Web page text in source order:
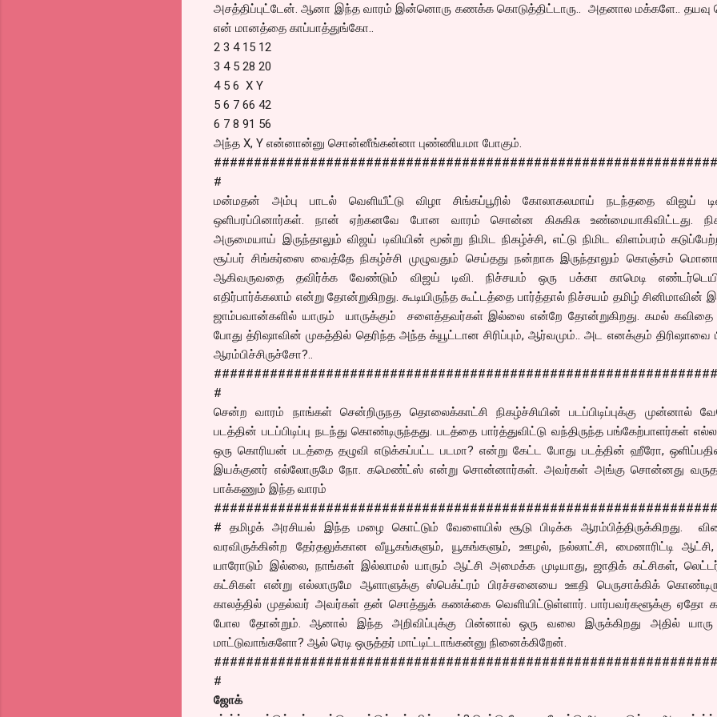
அசத்திப்புட்டேன். ஆனா இந்த வாரம் இன்னொரு கணக்க கொடுத்திட்டாரு.. அதனால மக்களே.. தயவு
என் மானத்தை காப்பாத்துங்கோ..
2 3 4 15 12
3 4 5 28 20
4 5 6 X Y
5 6 7 66 42
6 7 8 91 56
அந்த X, Y என்னான்னு சொன்னீங்கன்னா புண்ணியமா போகும்.
#
மன்மதன் அம்பு பாடல் வெளியீட்டு விழா சிங்கப்பூரில் கோலாகலமாய் நடந்ததை விஜய்
ஒளிபரப்பினார்கள். நான் ஏற்கனவே போன வாரம் சொன்ன கிசுகிசு உண்மையாகிவிட்டது.
அருமையாய் இருந்தாலும் விஜய் டிவியின் மூன்று நிமிட நிகழ்ச்சி, எட்டு நிமிட விளம்பரம்
சூப்பர் சிங்கர்ஸை வைத்தே நிகழ்ச்சி முழுவதும் செய்தது நன்றாக இருந்தாலும் கொஞ்சம்
ஆகிவருவதை தவிர்க்க வேண்டும் விஜய் டிவி. நிச்சயம் ஒரு பக்கா காமெடி
எதிர்பார்க்கலாம் என்று தோன்றுகிறது. கூடியிருந்த கூட்டத்தை பார்த்தால் நிச்சயம் தமிழ் சினிமாவின்
ஜாம்பவான்களில் யாரும் யாருக்கும் சளைத்தவர்கள் இல்லை என்றே தோன்றுகிறது. கமல் கவிதை
போது த்ரிஷாவின் முகத்தில் தெரிந்த அந்த க்யூட்டான சிரிப்பும், ஆர்வமும்.. அட எனக்கும் திரிஷாவை
ஆரம்பிச்சிருச்சோ?..
#
சென்ற வாரம் நாங்கள் சென்றிருநத தொலைக்காட்சி நிகழ்ச்சியின் படப்பிடிப்புக்கு முன்னால்
படத்தின் படப்பிடிப்பு நடந்து கொண்டிருந்தது. படத்தை பார்த்துவிட்டு வந்திருந்த பங்கேற்பாளர்கள்
ஒரு கொரியன் படத்தை தழுவி எடுக்கப்பட்ட படமா? என்று கேட்ட போது படத்தின் ஹீரோ,
இயக்குனர் எல்லோருமே நோ. கமெண்ட்ஸ் என்று சொன்னார்கள். அவர்கள் அங்கு சொன்னது
பாக்கணும் இந்த வாரம்
# தமிழக் அரசியல் இந்த மழை கொட்டும் வேளையில் சூடு பிடிக்க ஆரம்பித்திருக்கிறது.
வரவிருக்கின்ற தேர்தலுக்கான வீயூகங்களும், யூகங்களும், ஊழல், நல்லாட்சி, மைனாரிட்டி
யாரோடும் இல்லை, நாங்கள் இல்லாமல் யாரும் ஆட்சி அமைக்க முடியாது, ஜாதிக் கட்சிகள்,
கட்சிகள் என்று எல்லாருமே ஆளாளுக்கு ஸ்பெக்ட்ரம் பிரச்சனையை ஊதி பெருசாக்கிக்
காலத்தில் முதல்வர் அவர்கள் தன் சொத்துக் கணக்கை வெளியிட்டுள்ளார். பார்பவர்களூக்கு ஏதோ
போல தோன்றும். ஆனால் இந்த அறிவிப்புக்கு பின்னால் ஒரு வலை இருக்கிறது அதில் யாரு
மாட்டுவாங்களோ? ஆல் ரெடி ஒருத்தர் மாட்டிட்டாங்கன்னு நினைக்கிறேன்.
#
ஜோக்